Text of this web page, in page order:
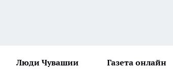
Люди Чувашии Газета онлайн